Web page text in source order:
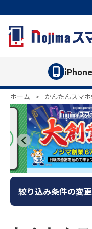
iPhone
ホーム > かんたんスマ
絞り込み条件の変更